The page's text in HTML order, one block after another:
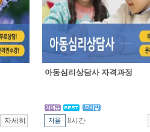
아동심리상담사 자격과정
8시간